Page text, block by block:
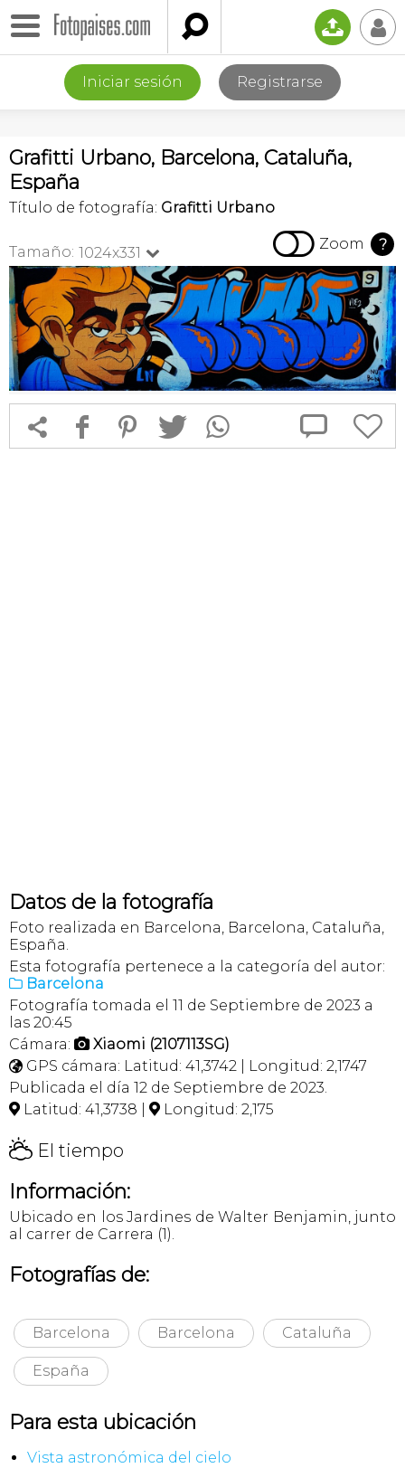
 📤 👤
Iniciar sesión Registrarse
Grafitti Urbano, Barcelona, Cataluña,
España
Título de fotografía: Grafitti Urbano
Tamaño: 1024x331   Zoom ?
 f 1 T  
Datos de la fotografía
Foto realizada en Barcelona, Barcelona, Cataluña,
España.
Esta fotografía pertenece a la categoría del autor:
 Barcelona
Fotografía tomada el 11 de Septiembre de 2023 a
las 20:45
Cámara:  Xiaomi (2107113SG)
 GPS cámara: Latitud: 41,3742 | Longitud: 2,1747
Publicada el día 12 de Septiembre de 2023.
 Latitud: 41,3738 |  Longitud: 2,175
H El tiempo
Información:
Ubicado en los Jardines de Walter Benjamin, junto
al carrer de Carrera (1).
Fotografías de:
Barcelona Barcelona Cataluña
España
Para esta ubicación
Vista astronómica del cielo